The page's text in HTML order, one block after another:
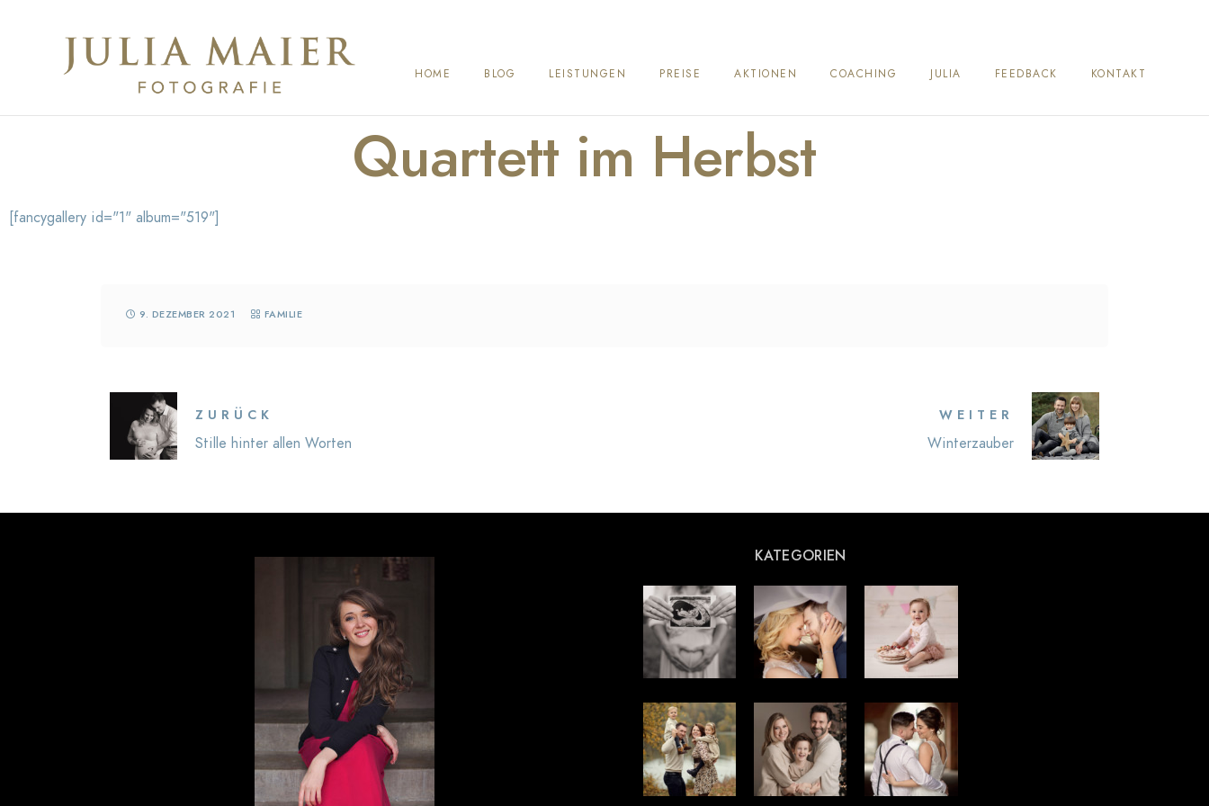
HOME BLOG LEISTUNGEN PREISE AKTIONEN COACHING JULIA FEEDBACK KONTAKT
Quartett im Herbst
[fancygallery id="1" album="519"]
9. DEZEMBER 2021 FAMILIE
ZURÜCK
Stille hinter allen Worten
WEITER
Winterzauber
KATEGORIEN